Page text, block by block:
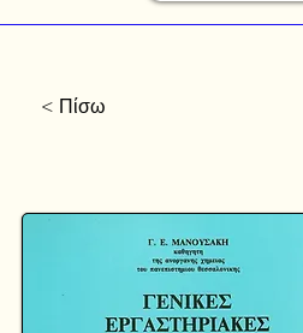
< Πίσω